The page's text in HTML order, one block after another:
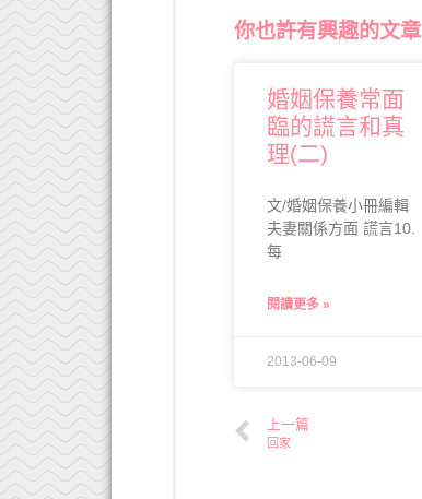
你也許有興趣的文章
婚姻保養常面
臨的謊言和真
理(二)
文/婚姻保養小冊編輯
夫妻關係方面 謊言10.
每
閱讀更多 »
2013-06-09
上一篇
回家